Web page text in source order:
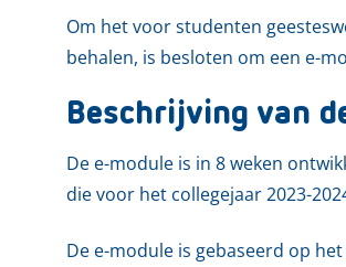
Om het voor studenten
behalen, is besloten om een e-
Beschrijving van
De e-module is in 8 weken
die voor het collegejaar 2023-
De e-module is gebaseerd op het